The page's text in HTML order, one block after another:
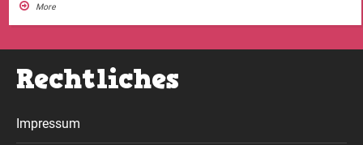
More
Rechtliches
Impressum